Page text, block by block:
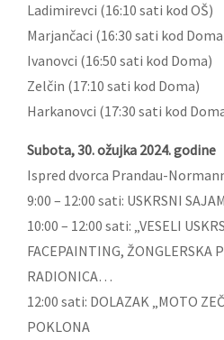
Ladimirevci (16:10 sati kod OŠ)
Marjančaci (16:30 sati kod
Ivanovci (16:50 sati kod Doma)
Zelčin (17:10 sati kod Doma)
Harkanovci (17:30 sati kod
Subota, 30. ožujka 2024. godine
Ispred dvorca Prandau-
9:00 – 12:00 sati: USKRSNI SAJAM
10:00 – 12:00 sati: „VESELI
FACEPAINTING, ŽONGLERSKA
RADIONICA…
12:00 sati: DOLAZAK „MOTO
POKLONA